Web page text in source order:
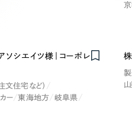
医療・福祉
士業
シエイツ様｜コーポレ
文住宅など）
ー
東海地方
岐阜県